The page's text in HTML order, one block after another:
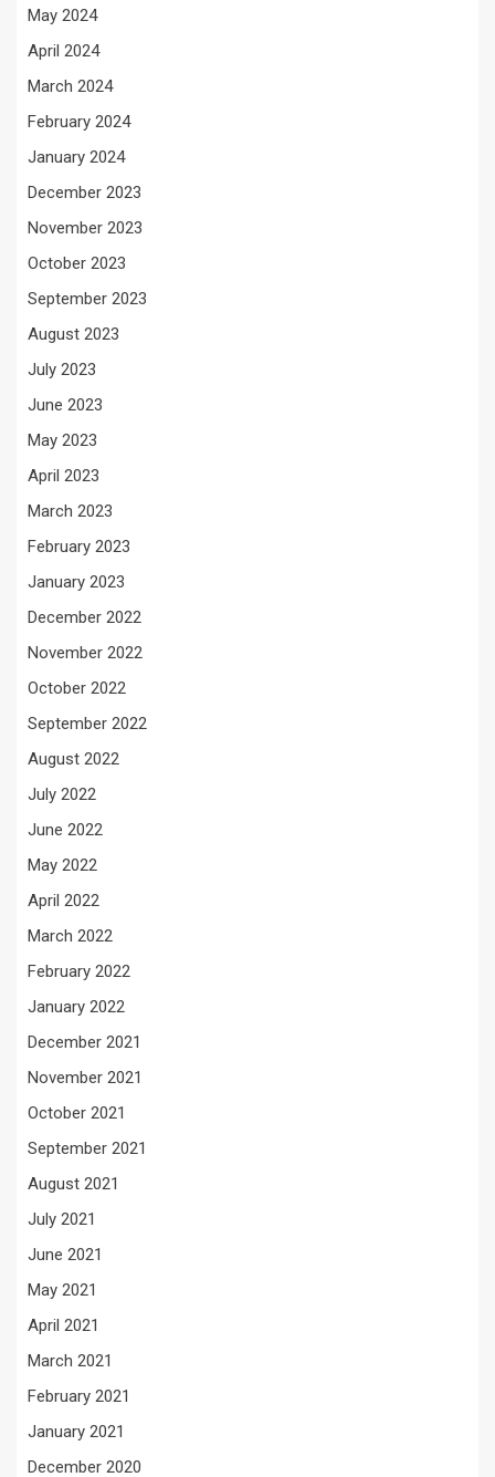
May 2024
April 2024
March 2024
February 2024
January 2024
December 2023
November 2023
October 2023
September 2023
August 2023
July 2023
June 2023
May 2023
April 2023
March 2023
February 2023
January 2023
December 2022
November 2022
October 2022
September 2022
August 2022
July 2022
June 2022
May 2022
April 2022
March 2022
February 2022
January 2022
December 2021
November 2021
October 2021
September 2021
August 2021
July 2021
June 2021
May 2021
April 2021
March 2021
February 2021
January 2021
December 2020